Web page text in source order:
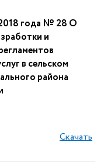
года № 28 О
и
в сельском
района
Скачать